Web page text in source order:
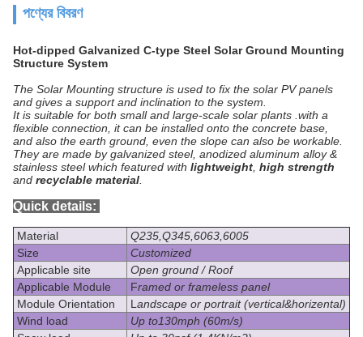
পণ্যের বিবরণ
Hot-dipped Galvanized C-type Steel Solar Ground Mounting
Structure System
The Solar Mounting structure is used to fix the solar PV panels
and gives a support and inclination to the system.
It is suitable for both small and large-scale solar plants .with a
flexible connection, it can be installed onto the concrete base,
and also the earth ground, even the slope can also be workable.
They are made by galvanized steel, anodized aluminum alloy &
stainless steel which featured with lightweight high strength
and recyclable material
Quick details:
Material
Q235,Q345,6063,6005
Size
Customized
Applicable site
Open ground / Roof
Applicable Module
Framed or frameless panel
Module Orientation
L andscape or portrait (vertical&horizental)
Wind load
Up to130mph (60m/s)